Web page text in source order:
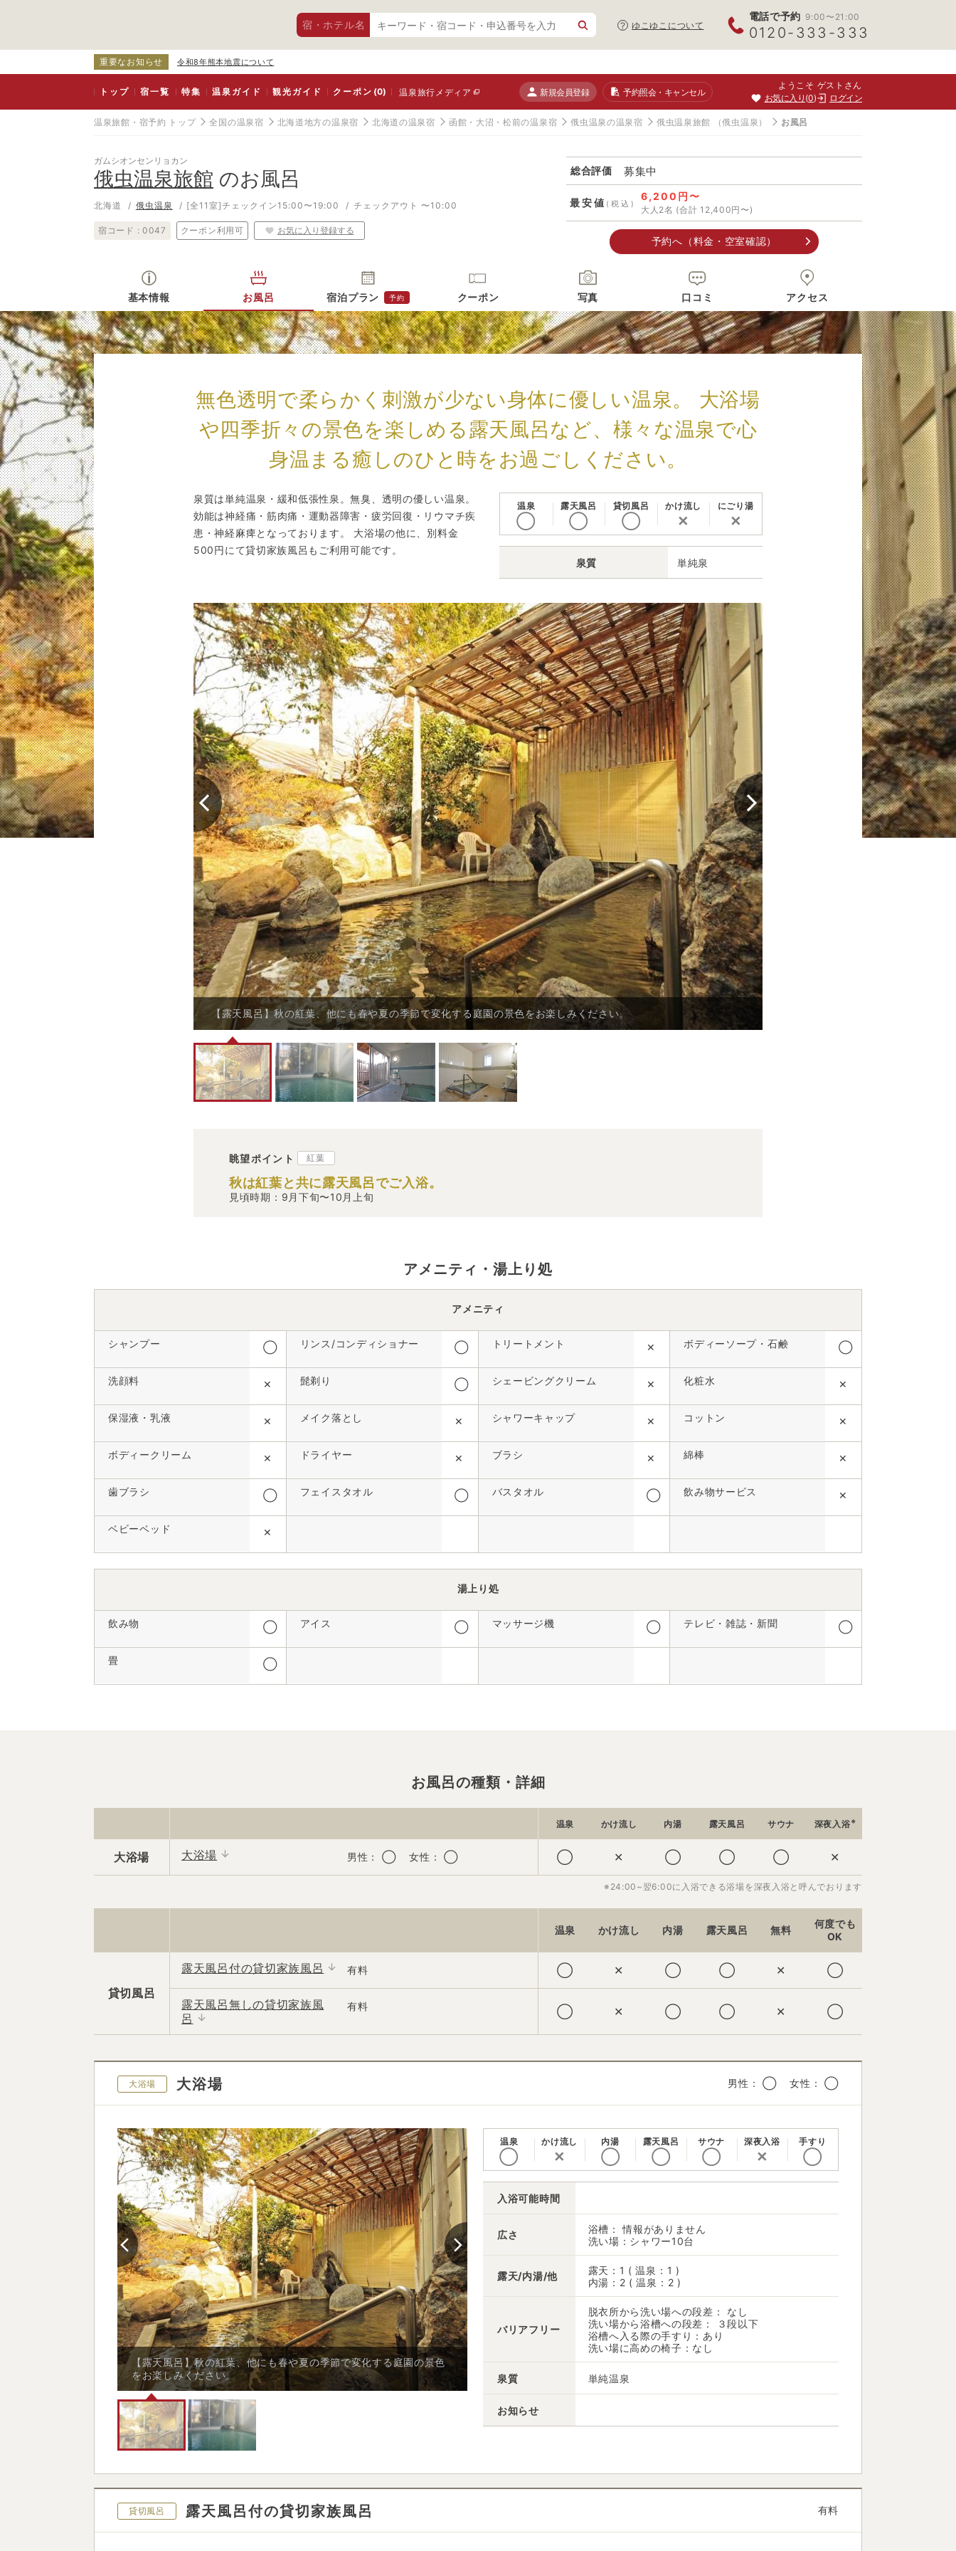
宿・ホテル名 ゆこゆこについて
電話で予約 9:00〜21:00
0120-333-333
重要なお知らせ 令和8年熊本地震について
トップ 宿一覧 特集 温泉ガイド 観光ガイド クーポン(0) 温泉旅行メディア 新規会員登録 予約照会・キャンセル
ようこそ ゲストさん
お気に入り 0 ログイン
温泉旅館・宿予約 トップ 全国の温泉宿 北海道地方の温泉宿 北海道の温泉宿 函館・大沼・松前の温泉宿 俄虫温泉の温泉宿 俄虫温泉旅館 （俄虫温泉） お風呂
ガムシオンセンリョカン
俄虫温泉旅館 のお風呂
北海道 俄虫温泉 [全11室]チェックイン15:00〜19:00 チェックアウト 〜10:00
宿コード : 0047 クーポン利用可 お気に入り登録する
総合評価 募集中
最安値 (税込)
6,200円〜
大人2名 (合計 12,400円〜)
予約へ（料金・空室確認）
基本情報 お風呂 宿泊プラン 予約 クーポン 写真 口コミ アクセス
無色透明で柔らかく刺激が少ない身体に優しい温泉。 大浴場
や四季折々の景色を楽しめる露天風呂など、様々な温泉で心
身温まる癒しのひと時をお過ごしください。
【露天風呂】秋の紅葉、他にも春や夏の季節で変化する庭園の景色をお楽しみください。
泉質は単純温泉・緩和低張性泉。無臭、透明の優しい温泉。
効能は神経痛・筋肉痛・運動器障害・疲労回復・リウマチ疾
患・神経麻痺となっております。 大浴場の他に、別料金
500円にて貸切家族風呂もご利用可能です。
温泉
◯
露天風呂
◯
貸切風呂
◯
かけ流し
✕
にごり湯
✕
泉質 単純泉
眺望ポイント 紅葉
秋は紅葉と共に露天風呂でご入浴。
見頃時期：9月下旬〜10月上旬
アメニティ・湯上り処
アメニティ
シャンプー ◯ リンス/コンディショナー ◯ トリートメント ✕ ボディーソープ・石鹸 ◯
洗顔料 ✕ 髭剃り ◯ シェービングクリーム ✕ 化粧水 ✕
保湿液・乳液 ✕ メイク落とし ✕ シャワーキャップ ✕ コットン ✕
ボディークリーム ✕ ドライヤー ✕ ブラシ ✕ 綿棒 ✕
歯ブラシ ◯ フェイスタオル ◯ バスタオル ◯ 飲み物サービス ✕
ベビーベッド ✕
湯上り処
飲み物 ◯ アイス ◯ マッサージ機 ◯ テレビ・雑誌・新聞 ◯
畳 ◯
お風呂の種類・詳細
温泉 かけ流し 内湯 露天風呂 サウナ 深夜入浴※
大浴場 大浴場 男性： ◯ 女性： ◯ ◯ ✕ ◯ ◯ ◯ ✕
※24:00~翌6:00に入浴できる浴場を深夜入浴と呼んでおります
温泉 かけ流し 内湯 露天風呂 無料
何度でも
OK
貸切風呂
露天風呂付の貸切家族風呂 有料 ◯ ✕ ◯ ◯ ✕ ◯
露天風呂無しの貸切家族風
呂
有料 ◯ ✕ ◯ ◯ ✕ ◯
大浴場 大浴場 男性： ◯ 女性： ◯
【露天風呂】秋の紅葉、他にも春や夏の季節で変化する庭園の景色
をお楽しみください。
【大浴場】泉質は単純温泉 神経麻痺・疲労回復などの効能がござ
います。
【露天風呂】秋の紅葉、
温泉
◯
かけ流し
✕
内湯
◯
露天風呂
◯
サウナ
◯
深夜入浴
✕
手すり
◯
入浴可能時間
広さ
浴槽： 情報がありません
洗い場：シャワー10台
露天/内湯/他
露天：1 ( 温泉：1 )
内湯：2 ( 温泉：2 )
バリアフリー
脱衣所から洗い場への段差： なし
洗い場から浴槽への段差： ３段以下
浴槽へ入る際の手すり：あり
洗い場に高めの椅子：なし
泉質 単純温泉
お知らせ
貸切風呂 露天風呂付の貸切家族風呂 有料